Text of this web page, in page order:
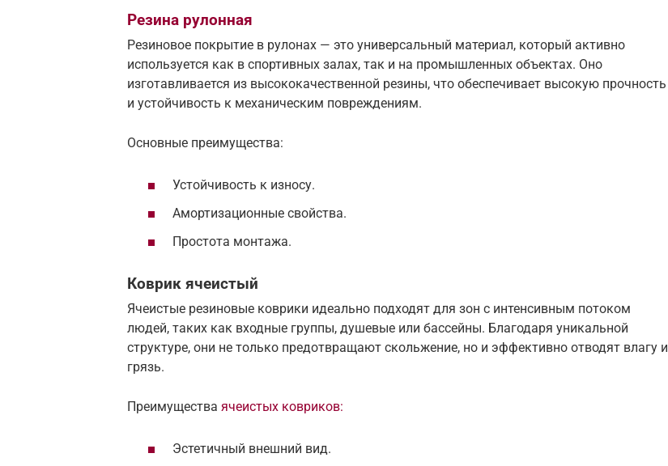
Резина рулонная
Резиновое покрытие в рулонах — это универсальный материал, который активно
используется как в спортивных залах, так и на промышленных объектах. Оно
изготавливается из высококачественной резины, что обеспечивает высокую прочность
и устойчивость к механическим повреждениям.
Основные преимущества:
Устойчивость к износу.
Амортизационные свойства.
Простота монтажа.
Коврик ячеистый
Ячеистые резиновые коврики идеально подходят для зон с интенсивным потоком
людей, таких как входные группы, душевые или бассейны. Благодаря уникальной
структуре, они не только предотвращают скольжение, но и эффективно отводят влагу и
грязь.
Преимущества ячеистых ковриков:
Эстетичный внешний вид.